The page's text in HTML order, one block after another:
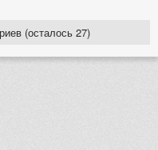
(осталось 27)